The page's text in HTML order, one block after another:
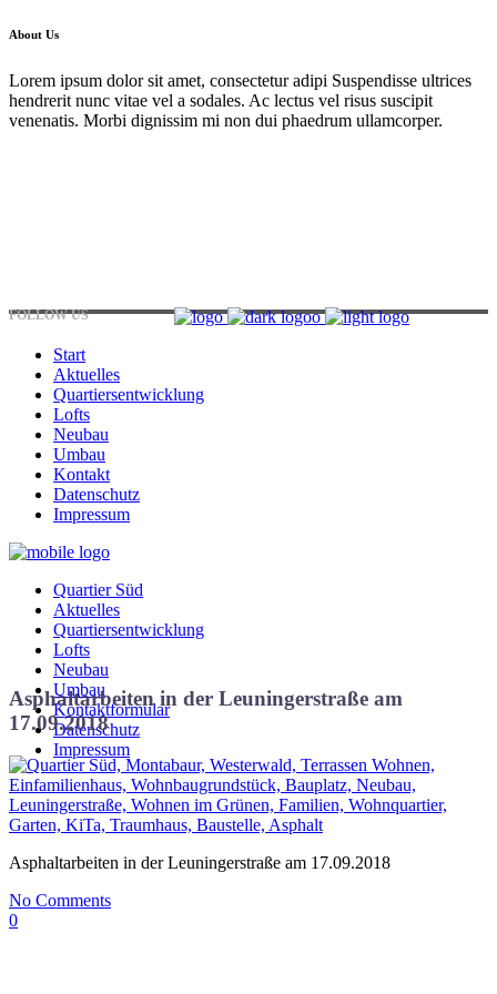
About Us
Lorem ipsum dolor sit amet, consectetur adipi Suspendisse ultrices
hendrerit nunc vitae vel a sodales. Ac lectus vel risus suscipit
venenatis. Morbi dignissim mi non dui phaedrum ullamcorper.
FOLLOW US
Start
Aktuelles
Quartiersentwicklung
Lofts
Neubau
Umbau
Kontakt
Datenschutz
Impressum
Quartier Süd
Aktuelles
Quartiersentwicklung
Lofts
Neubau
Umbau
Kontaktformular
Datenschutz
Impressum
Asphaltarbeiten in der Leuningerstraße am
17.09.2018
Asphaltarbeiten in der Leuningerstraße am 17.09.2018
No Comments
0